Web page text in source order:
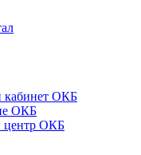
кабинет ОКБ
ОКБ
центр ОКБ